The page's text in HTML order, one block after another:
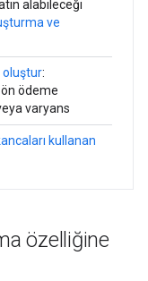
alabileceği
ve
oluştur:
ödeme
varyans
kullanan
özelliğine